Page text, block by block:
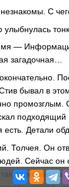
С
—
загадочная…
бывал в
промозглым.
подходящий
Детали
Толчея. Он
Сейчас он
спокойно на